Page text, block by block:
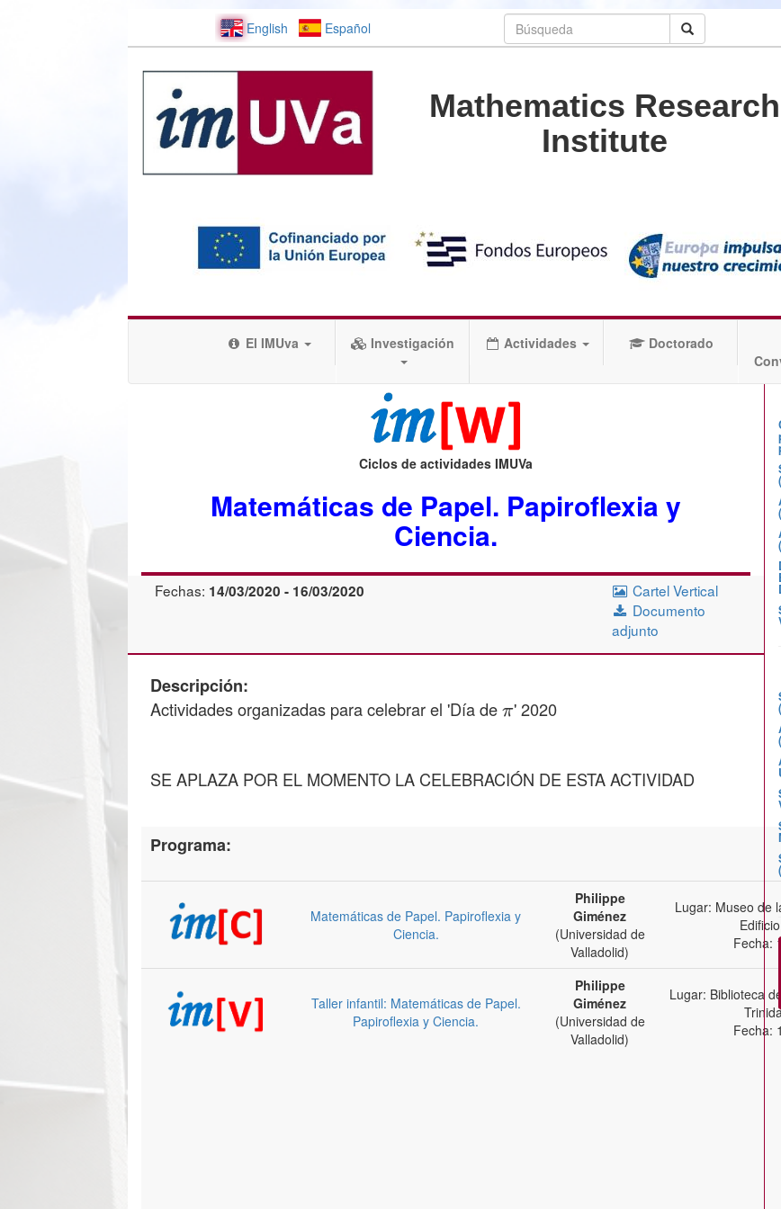
English Español
Mathematics Research
Institute
El IMUva Investigación Actividades
Doctorado
Ciclos de actividades IMUVa
Matemáticas de Papel. Papiroflexia y
Ciencia.
Fechas: 14/03/2020 - 16/03/2020
Cartel Vertical
Documento
adjunto
Descripción:
Actividades organizadas para celebrar el 'Día de ' 2020
SE APLAZA POR EL MOMENTO LA CELEBRACIÓN DE ESTA ACTIVIDAD